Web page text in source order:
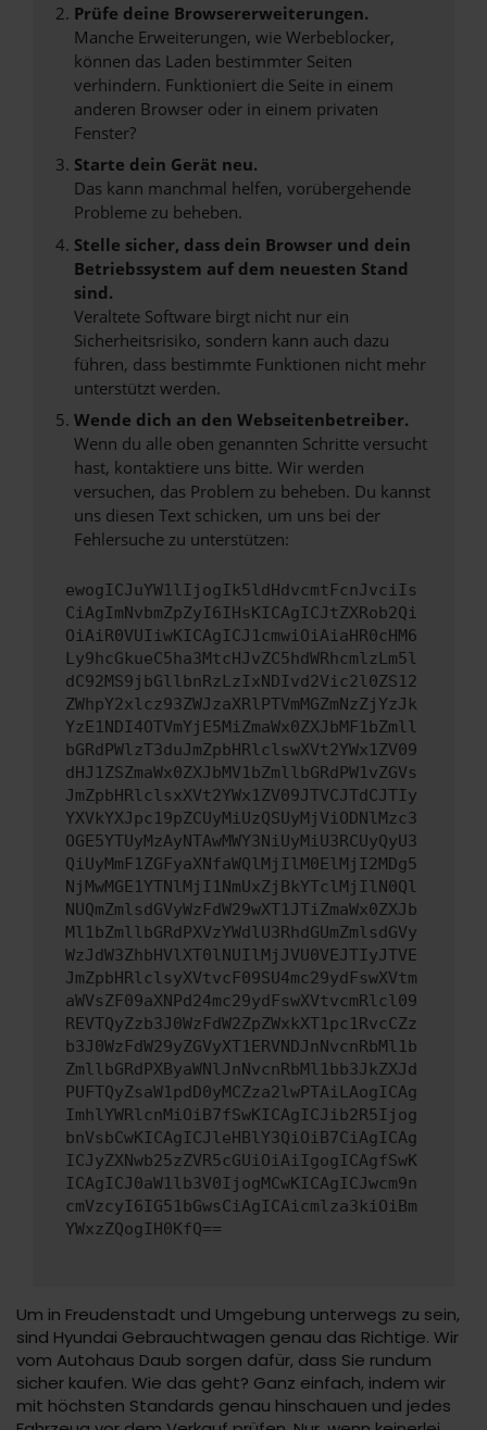
Prüfe deine Browsererweiterungen.
Manche Erweiterungen, wie Werbeblocker,
können das Laden bestimmter Seiten
verhindern. Funktioniert die Seite in einem
anderen Browser oder in einem privaten
Fenster?
Starte dein Gerät neu.
Das kann manchmal helfen, vorübergehende
Probleme zu beheben.
Stelle sicher, dass dein Browser und dein
Betriebssystem auf dem neuesten Stand
sind.
Veraltete Software birgt nicht nur ein
Sicherheitsrisiko, sondern kann auch dazu
führen, dass bestimmte Funktionen nicht mehr
unterstützt werden.
Wende dich an den Webseitenbetreiber.
Wenn du alle oben genannten Schritte versucht
hast, kontaktiere uns bitte. Wir werden
versuchen, das Problem zu beheben. Du kannst
uns diesen Text schicken, um uns bei der
Fehlersuche zu unterstützen:
ewogICJuYW1lIjogIk5ldHdvcmtFcnJvciIs
CiAgImNvbmZpZyI6IHsKICAgICJtZXRob2Qi
OiAiR0VUIiwKICAgICJ1cmwiOiAiaHR0cHM6
Ly9hcGkueC5ha3MtcHJvZC5hdWRhcmlzLm5l
dC92MS9jbGllbnRzLzIxNDIvd2Vic2l0ZS12
ZWhpY2xlcz93ZWJzaXRlPTVmMGZmNzZjYzJk
YzE1NDI4OTVmYjE5MiZmaWx0ZXJbMF1bZmll
bGRdPWlzT3duJmZpbHRlclswXVt2YWx1ZV09
dHJ1ZSZmaWx0ZXJbMV1bZmllbGRdPW1vZGVs
JmZpbHRlclsxXVt2YWx1ZV09JTVCJTdCJTIy
YXVkYXJpc19pZCUyMiUzQSUyMjViODNlMzc3
OGE5YTUyMzAyNTAwMWY3NiUyMiU3RCUyQyU3
QiUyMmF1ZGFyaXNfaWQlMjIlM0ElMjI2MDg5
NjMwMGE1YTNlMjI1NmUxZjBkYTclMjIlN0Ql
NUQmZmlsdGVyWzFdW29wXT1JTiZmaWx0ZXJb
Ml1bZmllbGRdPXVzYWdlU3RhdGUmZmlsdGVy
WzJdW3ZhbHVlXT0lNUIlMjJVU0VEJTIyJTVE
JmZpbHRlclsyXVtvcF09SU4mc29ydFswXVtm
aWVsZF09aXNPd24mc29ydFswXVtvcmRlcl09
REVTQyZzb3J0WzFdW2ZpZWxkXT1pc1RvcCZz
b3J0WzFdW29yZGVyXT1ERVNDJnNvcnRbMl1b
ZmllbGRdPXByaWNlJnNvcnRbMl1bb3JkZXJd
PUFTQyZsaW1pdD0yMCZza2lwPTAiLAogICAg
ImhlYWRlcnMiOiB7fSwKICAgICJib2R5Ijog
bnVsbCwKICAgICJleHBlY3QiOiB7CiAgICAg
ICJyZXNwb25zZVR5cGUiOiAiIgogICAgfSwK
ICAgICJ0aW1lb3V0IjogMCwKICAgICJwcm9n
cmVzcyI6IG51bGwsCiAgICAicmlza3kiOiBm
YWxzZQogIH0KfQ==
Um in Freudenstadt und Umgebung unterwegs zu sein,
sind Hyundai Gebrauchtwagen genau das Richtige. Wir
vom Autohaus Daub sorgen dafür, dass Sie rundum
sicher kaufen. Wie das geht? Ganz einfach, indem wir
mit höchsten Standards genau hinschauen und jedes